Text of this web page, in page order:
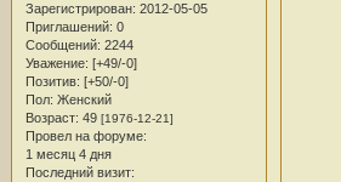
Зарегистрирован: 2012-05-05
Приглашений: 0
Сообщений: 2244
Уважение: [+49/-0]
Позитив: [+50/-0]
Пол: Женский
Возраст: 49 [1976-12-21]
Провел на форуме:
1 месяц 4 дня
Последний визит: